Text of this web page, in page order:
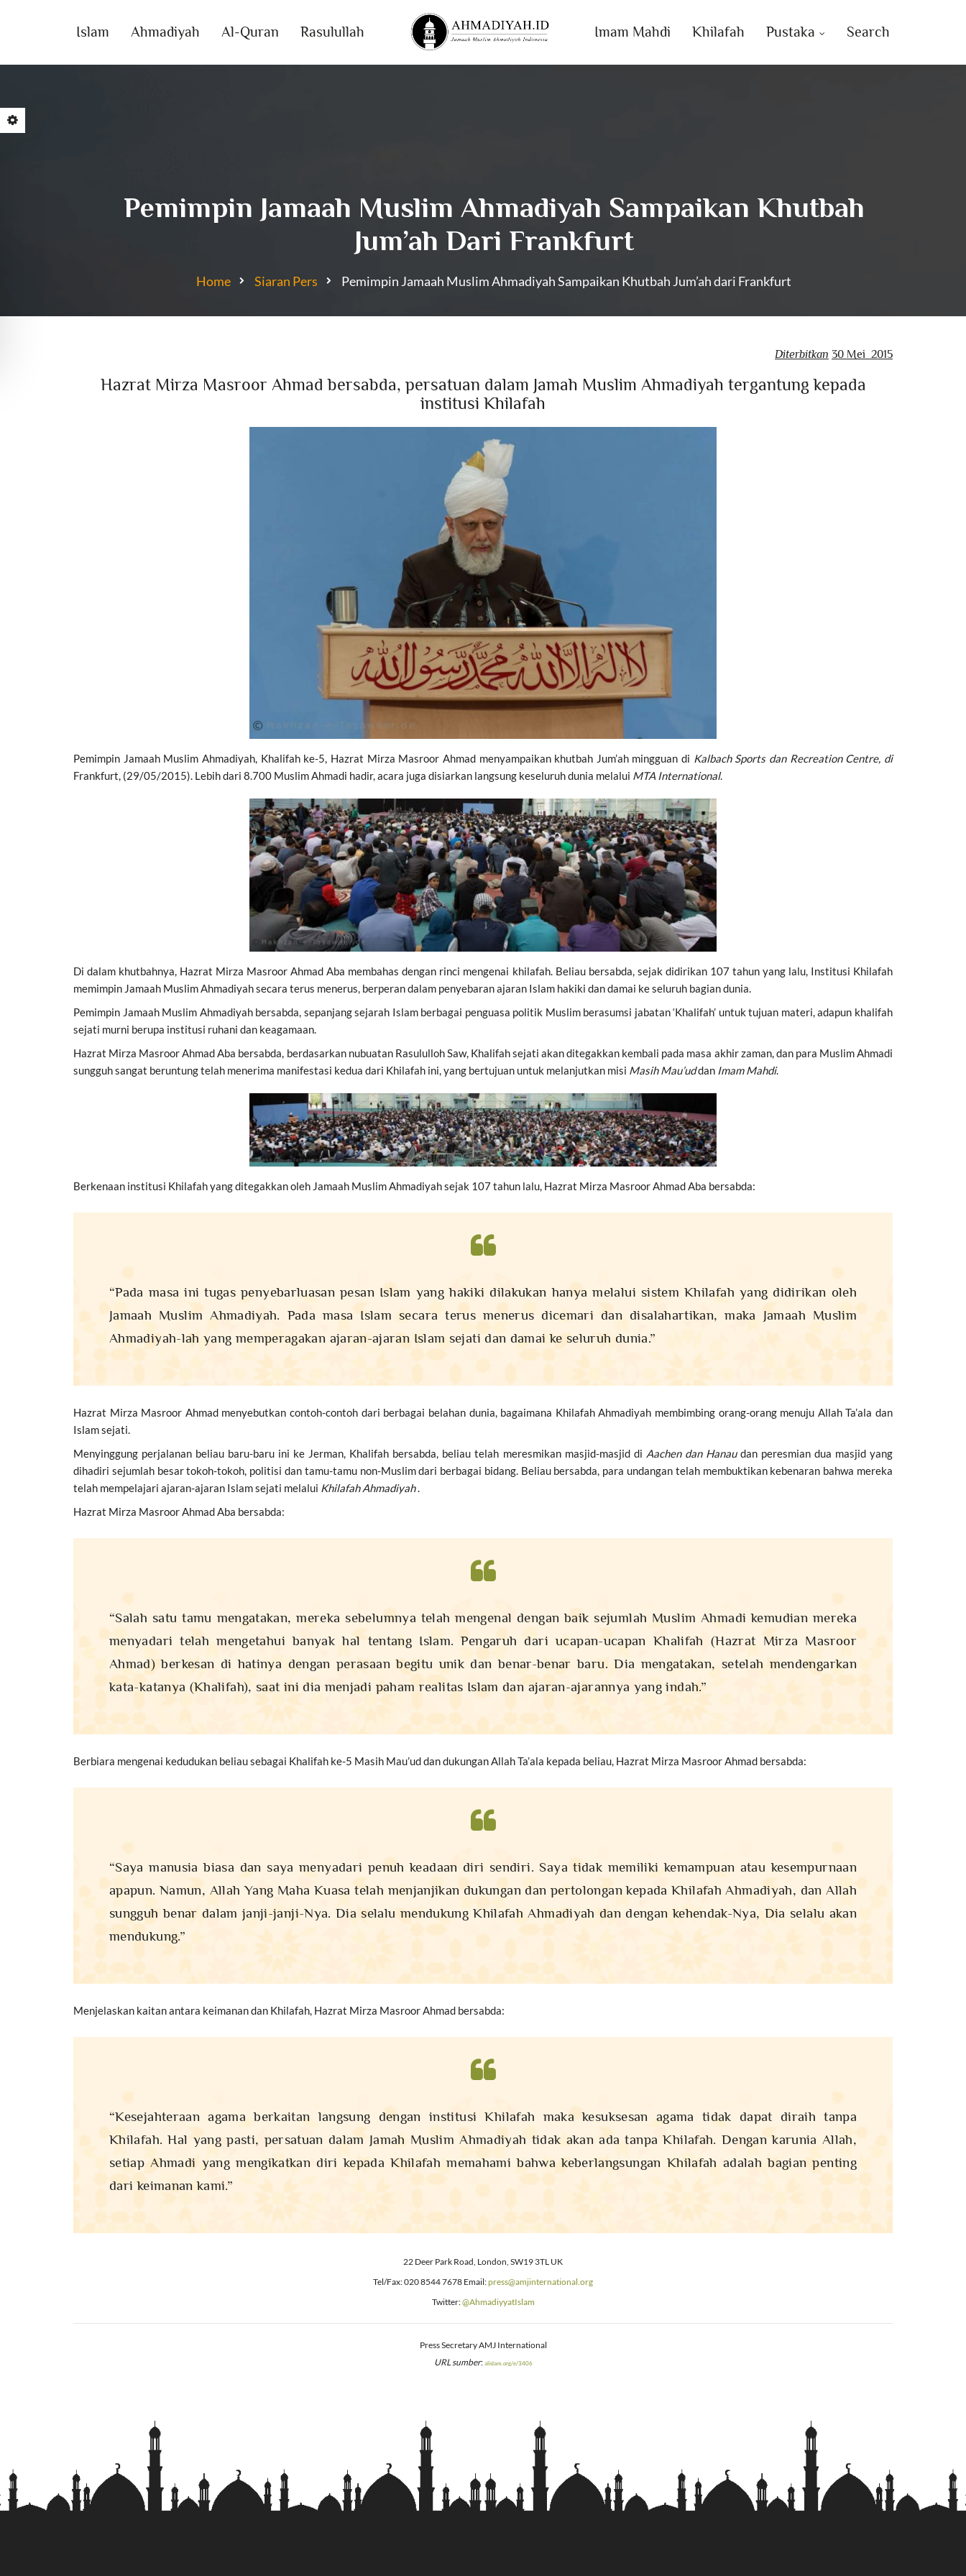
Islam Ahmadiyah Al-Quran Rasulullah Imam Mahdi Khilafah Pustaka Search
Pemimpin Jamaah Muslim Ahmadiyah Sampaikan Khutbah
Jum’ah Dari Frankfurt
Home Siaran Pers Pemimpin Jamaah Muslim Ahmadiyah Sampaikan Khutbah Jum’ah dari Frankfurt
Diterbitkan 30 Mei 2015
Hazrat Mirza Masroor Ahmad bersabda, persatuan dalam Jamah Muslim Ahmadiyah tergantung kepada
institusi Khilafah
Pemimpin Jamaah Muslim Ahmadiyah, Khalifah ke-5, Hazrat Mirza Masroor Ahmad menyampaikan khutbah Jum’ah mingguan di Kalbach Sports dan Recreation Centre, di
Frankfurt, (29/05/2015). Lebih dari 8.700 Muslim Ahmadi hadir, acara juga disiarkan langsung keseluruh dunia melalui MTA International.
Di dalam khutbahnya, Hazrat Mirza Masroor Ahmad Aba membahas dengan rinci mengenai khilafah. Beliau bersabda, sejak didirikan 107 tahun yang lalu, Institusi Khilafah
memimpin Jamaah Muslim Ahmadiyah secara terus menerus, berperan dalam penyebaran ajaran Islam hakiki dan damai ke seluruh bagian dunia.
Pemimpin Jamaah Muslim Ahmadiyah bersabda, sepanjang sejarah Islam berbagai penguasa politik Muslim berasumsi jabatan ‘Khalifah’ untuk tujuan materi, adapun khalifah
sejati murni berupa institusi ruhani dan keagamaan.
Hazrat Mirza Masroor Ahmad Aba bersabda, berdasarkan nubuatan Rasululloh Saw, Khalifah sejati akan ditegakkan kembali pada masa akhir zaman, dan para Muslim Ahmadi
sungguh sangat beruntung telah menerima manifestasi kedua dari Khilafah ini, yang bertujuan untuk melanjutkan misi Masih Mau’uddan Imam Mahdi.
Berkenaan institusi Khilafah yang ditegakkan oleh Jamaah Muslim Ahmadiyah sejak 107 tahun lalu, Hazrat Mirza Masroor Ahmad Aba bersabda:
“Pada masa ini tugas penyebarluasan pesan Islam yang hakiki dilakukan hanya melalui sistem Khilafah yang didirikan oleh
Jamaah Muslim Ahmadiyah. Pada masa Islam secara terus menerus dicemari dan disalahartikan, maka Jamaah Muslim
Ahmadiyah-lah yang memperagakan ajaran-ajaran Islam sejati dan damai ke seluruh dunia.”
Hazrat Mirza Masroor Ahmad menyebutkan contoh-contoh dari berbagai belahan dunia, bagaimana Khilafah Ahmadiyah membimbing orang-orang menuju Allah Ta’ala dan
Islam sejati.
Menyinggung perjalanan beliau baru-baru ini ke Jerman, Khalifah bersabda, beliau telah meresmikan masjid-masjid di Aachen dan Hanaudan peresmian dua masjid yang
dihadiri sejumlah besar tokoh-tokoh, politisi dan tamu-tamu non-Muslim dari berbagai bidang. Beliau bersabda, para undangan telah membuktikan kebenaran bahwa mereka
telah mempelajari ajaran-ajaran Islam sejati melalui Khilafah Ahmadiyah.
Hazrat Mirza Masroor Ahmad Aba bersabda:
“Salah satu tamu mengatakan, mereka sebelumnya telah mengenal dengan baik sejumlah Muslim Ahmadi kemudian mereka
menyadari telah mengetahui banyak hal tentang Islam. Pengaruh dari ucapan-ucapan Khalifah (Hazrat Mirza Masroor
Ahmad) berkesan di hatinya dengan perasaan begitu unik dan benar-benar baru. Dia mengatakan, setelah mendengarkan
kata-katanya (Khalifah), saat ini dia menjadi paham realitas Islam dan ajaran-ajarannya yang indah.”
Berbiara mengenai kedudukan beliau sebagai Khalifah ke-5 Masih Mau’ud dan dukungan Allah Ta’ala kepada beliau, Hazrat Mirza Masroor Ahmad bersabda:
“Saya manusia biasa dan saya menyadari penuh keadaan diri sendiri. Saya tidak memiliki kemampuan atau kesempurnaan
apapun. Namun, Allah Yang Maha Kuasa telah menjanjikan dukungan dan pertolongan kepada Khilafah Ahmadiyah, dan Allah
sungguh benar dalam janji-janji-Nya. Dia selalu mendukung Khilafah Ahmadiyah dan dengan kehendak-Nya, Dia selalu akan
mendukung.”
Menjelaskan kaitan antara keimanan dan Khilafah, Hazrat Mirza Masroor Ahmad bersabda:
“Kesejahteraan agama berkaitan langsung dengan institusi Khilafah maka kesuksesan agama tidak dapat diraih tanpa
Khilafah. Hal yang pasti, persatuan dalam Jamah Muslim Ahmadiyah tidak akan ada tanpa Khilafah. Dengan karunia Allah,
setiap Ahmadi yang mengikatkan diri kepada Khilafah memahami bahwa keberlangsungan Khilafah adalah bagian penting
dari keimanan kami.”
22 Deer Park Road, London, SW19 3TL UK
Tel/Fax: 020 8544 7678 Email:press@amjinternational.org
Twitter:@AhmadiyyatIslam
Press Secretary AMJ International
URL sumber: alislam.org/e/3406